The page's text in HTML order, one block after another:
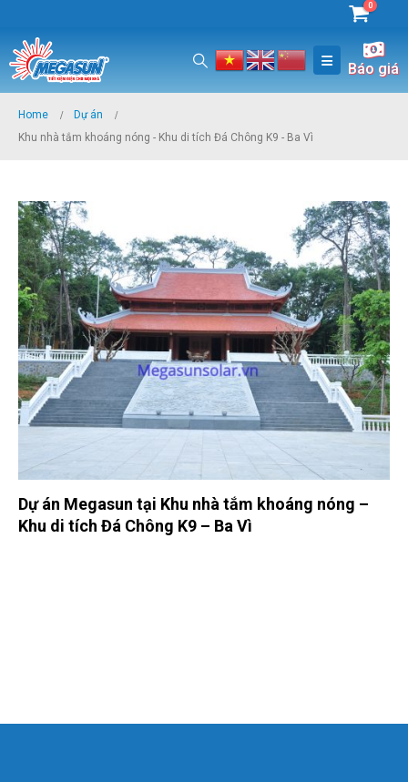
0
Báo giá
Home
Dự án
Khu nhà tắm khoáng nóng - Khu di tích Đá Chông K9 - Ba Vì
Dự án Megasun tại Khu nhà tắm khoáng nóng –
Khu di tích Đá Chông K9 – Ba Vì